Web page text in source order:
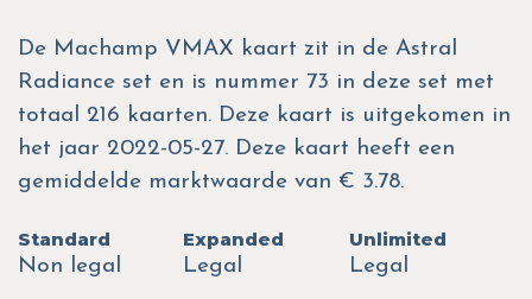
De Machamp VMAX kaart zit in de Astral
Radiance set en is nummer 73 in deze set met
totaal 216 kaarten. Deze kaart is uitgekomen in
het jaar 2022-05-27. Deze kaart heeft een
gemiddelde marktwaarde van € 3.78.
Standard
Non legal
Expanded
Legal
Unlimited
Legal